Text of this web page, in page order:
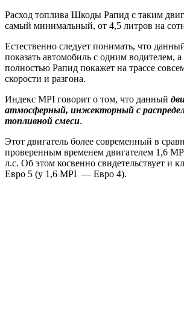
Расход топлива Шкоды Рапид с таким
самый минимальный, от 4,5 литров на
Естественно следует понимать, что
показать автомобиль с одним водителем,
полностью Рапид покажет на трассе
скорости и разгона.
Индекс MPI говорит о том, что данный
атмосферный, инжекторный с
топливной смеси.
Этот двигатель более современный в
проверенным временем двигателем 1,6
л.с. Об этом косвенно свидетельствует и
Евро 5 (у 1,6 MPI — Евро 4).